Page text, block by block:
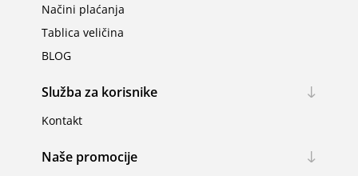
Načini plaćanja
Tablica veličina
BLOG
Služba za korisnike
Kontakt
Naše promocije